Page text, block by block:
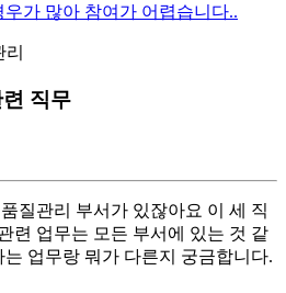
가 많아 참여가 어렵습니다..
직무
질관리 부서가 있잖아요 이 세 직
련 업무는 모든 부서에 있는 것 같
업무랑 뭐가 다른지 궁금합니다.